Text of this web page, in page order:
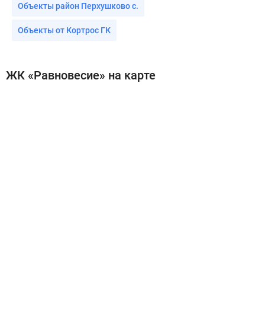
Объекты район Перхушково с.
Объекты от Кортрос ГК
ЖК «Равновесие» на карте